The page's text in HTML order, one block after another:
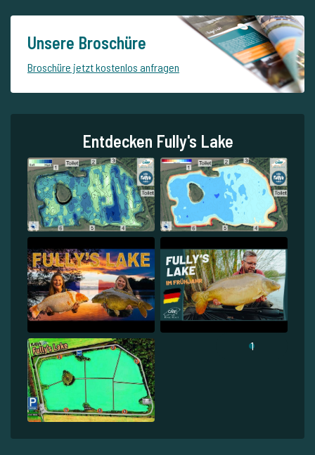
Unsere Broschüre
Broschüre jetzt kostenlos anfragen
Entdecken Fully's Lake
1